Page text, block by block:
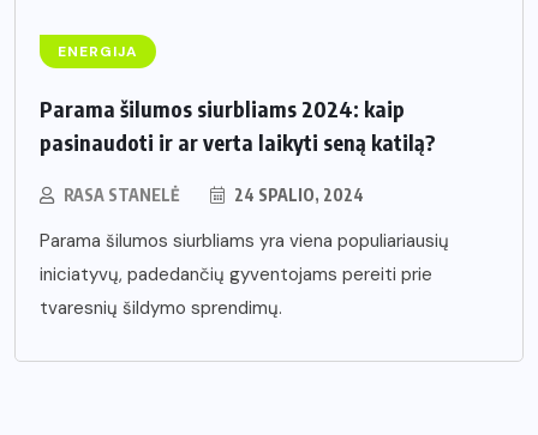
ENERGIJA
Parama šilumos siurbliams 2024: kaip
pasinaudoti ir ar verta laikyti seną katilą?
RASA STANELĖ 24 SPALIO, 2024
Parama šilumos siurbliams yra viena populiariausių
iniciatyvų, padedančių gyventojams pereiti prie
tvaresnių šildymo sprendimų.